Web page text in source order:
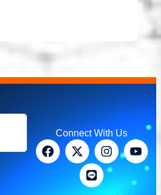
Connect With Us